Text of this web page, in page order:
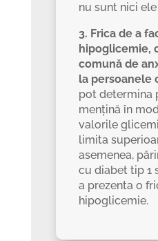
nu sunt nici
3. Frica de a
hipoglicemie,
comună de
la persoanele
pot determina
mențină în
valorile
limita
asemenea,
cu diabet tip 1
a prezenta o
hipoglicemie.